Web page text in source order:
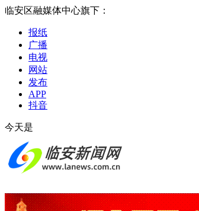
临安区融媒体中心旗下：
报纸
广播
电视
网站
发布
APP
抖音
今天是